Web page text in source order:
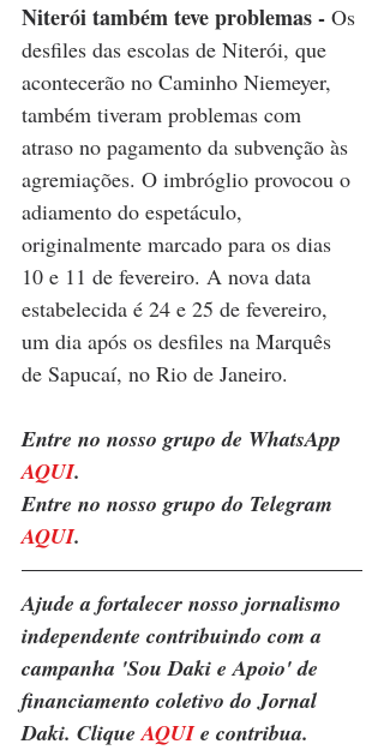
Niterói também teve problemas - Os
desfiles das escolas de Niterói, que
acontecerão no Caminho Niemeyer,
também tiveram problemas com
atraso no pagamento da subvenção às
agremiações. O imbróglio provocou o
adiamento do espetáculo,
originalmente marcado para os dias
10 e 11 de fevereiro. A nova data
estabelecida é 24 e 25 de fevereiro,
um dia após os desfiles na Marquês
de Sapucaí, no Rio de Janeiro.
Entre no nosso grupo de WhatsApp
AQUI.
Entre no nosso grupo do Telegram
AQUI.
Ajude a fortalecer nosso jornalismo
independente contribuindo com a
campanha 'Sou Daki e Apoio' de
financiamento coletivo do Jornal
Daki. Clique AQUI e contribua.